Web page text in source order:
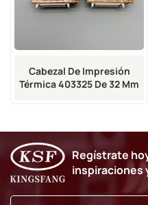
Cabezal De Impresión
Térmica 403325 De 32 Mm
Regístrate
inspiraciones